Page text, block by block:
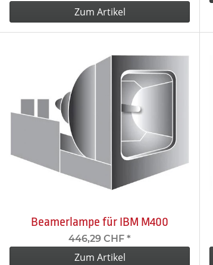
Zum Artikel
Beamerlampe für IBM M400
446,29 CHF *
Zum Artikel